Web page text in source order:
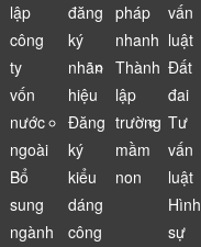
lập
công
ty
vốn
nước
ngoài
Bổ
sung
ngành
đăng
ký
nhãn
hiệu
Đăng
ký
kiểu
dáng
công
pháp
nhanh
Thành
lập
trường
mầm
non
vấn
luật
Đất
đai
Tư
vấn
luật
Hình
sự